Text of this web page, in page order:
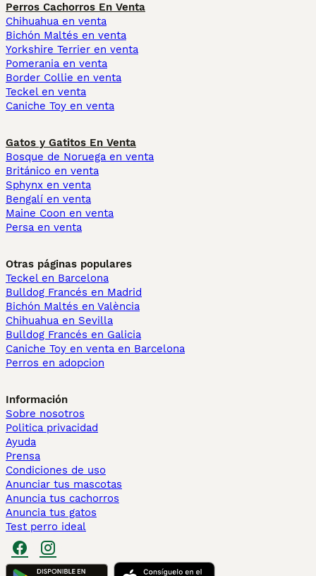
Perros Cachorros En Venta
Chihuahua en venta
Bichón Maltés en venta
Yorkshire Terrier en venta
Pomerania en venta
Border Collie en venta
Teckel en venta
Caniche Toy en venta
Gatos y Gatitos En Venta
Bosque de Noruega en venta
Británico en venta
Sphynx en venta
Bengalí en venta
Maine Coon en venta
Persa en venta
Otras páginas populares
Teckel en Barcelona
Bulldog Francés en Madrid
Bichón Maltés en València
Chihuahua en Sevilla
Bulldog Francés en Galicia
Caniche Toy en venta en Barcelona
Perros en adopcion
Información
Sobre nosotros
Politica privacidad
Ayuda
Prensa
Condiciones de uso
Anunciar tus mascotas
Anuncia tus cachorros
Anuncia tus gatos
Test perro ideal